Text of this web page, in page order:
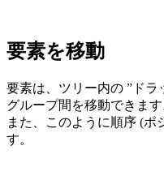
要素を移動
要素は、ツリー内の ”ド
グループ間を移動できます
また、このように順序 (ポ
す。